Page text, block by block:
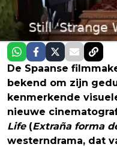
De Spaanse
bekend om zijn
kenmerkende
nieuwe
Life(Extraña forma
westerndrama, dat